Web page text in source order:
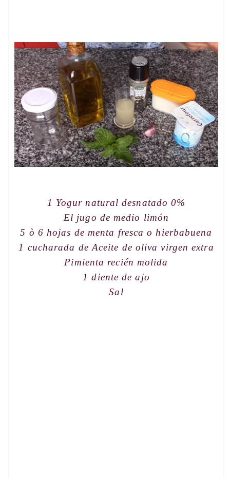
1 Yogur natural desnatado 0%
El jugo de medio limón
5 ò 6 hojas de menta fresca o hierbabuena
1 cucharada de Aceite de oliva virgen extra
Pimienta recién molida
1 diente de ajo
Sal